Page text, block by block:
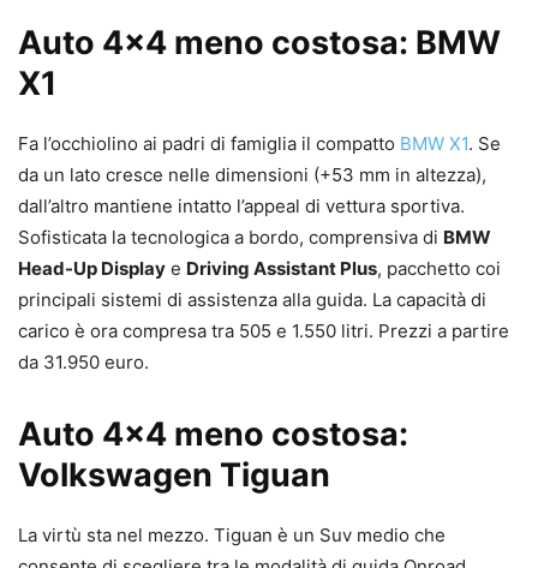
Auto 4×4 meno costosa: BMW
X1
Fa l’occhiolino ai padri di famiglia il compatto BMW X1. Se
da un lato cresce nelle dimensioni (+53 mm in altezza),
dall’altro mantiene intatto l’appeal di vettura sportiva.
Sofisticata la tecnologica a bordo, comprensiva di BMW
Head-Up Display e Driving Assistant Plus, pacchetto coi
principali sistemi di assistenza alla guida. La capacità di
carico è ora compresa tra 505 e 1.550 litri. Prezzi a partire
da 31.950 euro.
Auto 4×4 meno costosa:
Volkswagen Tiguan
La virtù sta nel mezzo. Tiguan è un Suv medio che